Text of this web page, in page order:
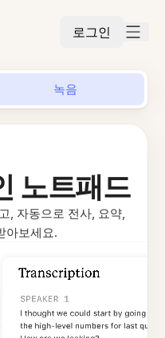
로그인
녹음
노트패드
, 자동으로 전사, 요약,
아보세요.